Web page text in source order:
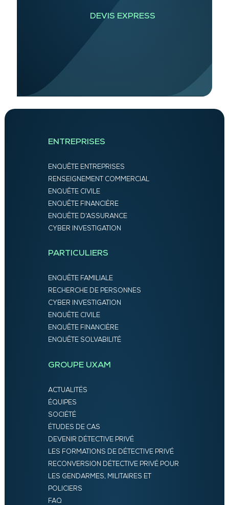
DEVIS EXPRESS
ENTREPRISES
ENQUÊTE ENTREPRISES
RENSEIGNEMENT COMMERCIAL
ENQUÊTE CIVILE
ENQUÊTE FINANCIÈRE
ENQUÊTE D’ASSURANCE
CYBER INVESTIGATION
PARTICULIERS
ENQUÊTE FAMILIALE
RECHERCHE DE PERSONNES
CYBER INVESTIGATION
ENQUÊTE CIVILE
ENQUÊTE FINANCIÈRE
ENQUÊTE SOLVABILITÉ
GROUPE UXAM
ACTUALITÉS
ÉQUIPES
SOCIÉTÉ
ÉTUDES DE CAS
DEVENIR DÉTECTIVE PRIVÉ
LES FORMATIONS DE DÉTECTIVE PRIVÉ
RECONVERSION DÉTECTIVE PRIVÉ POUR
LES GENDARMES, MILITAIRES ET
POLICIERS
FAQ